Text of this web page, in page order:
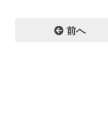
前へ